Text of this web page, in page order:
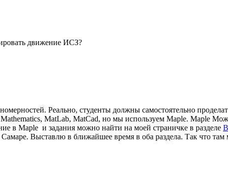
движение ИСЗ?
Реально, студенты должны самостоятельно
MatLab, MatCad, но мы используем Maple. Maple
в Maple и задания можно найти на моей страничке в разделе
Выставлю в ближайшее время в оба раздела. Так что там